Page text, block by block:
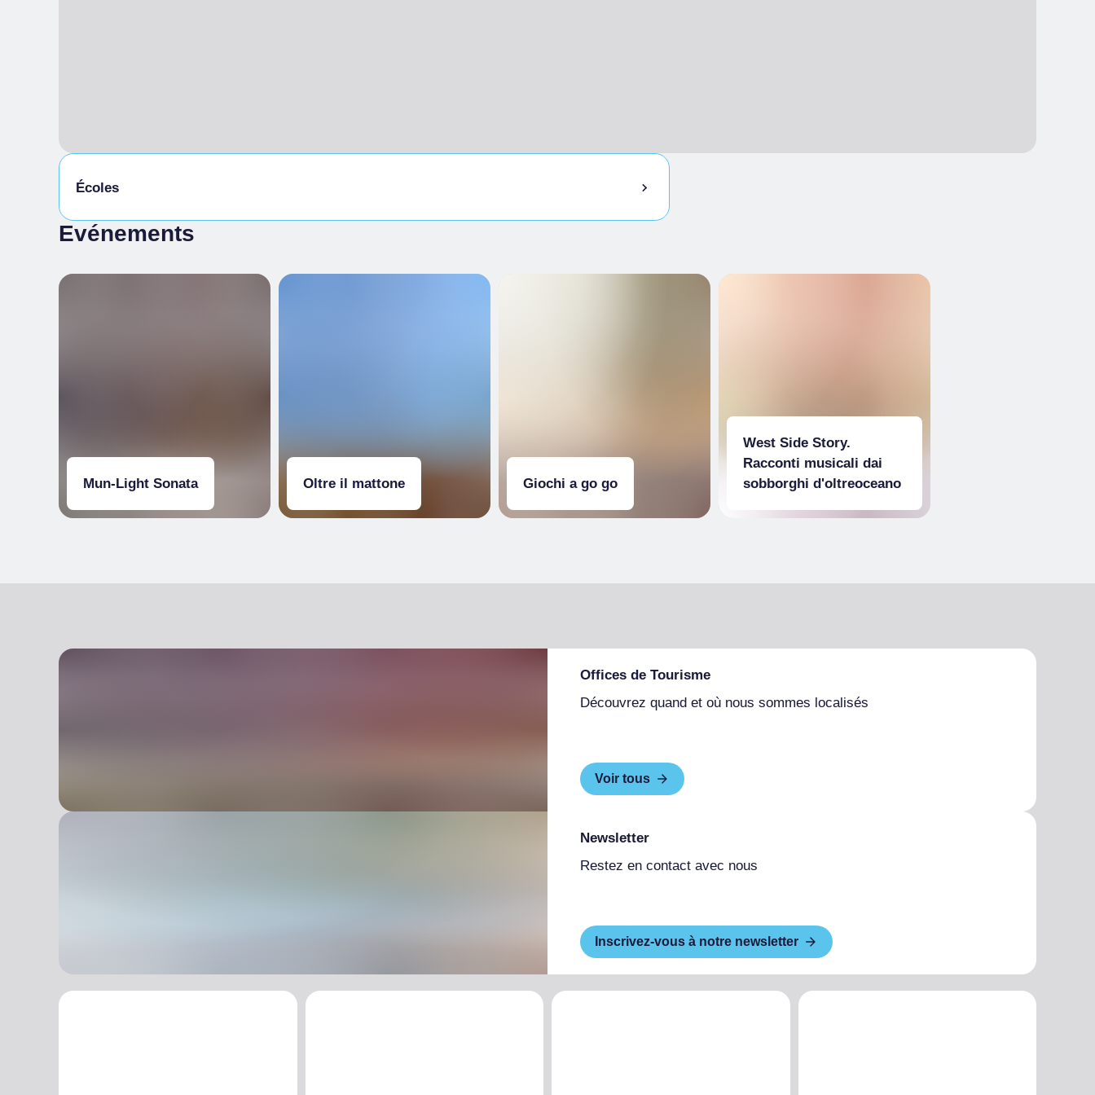
Écoles
Evénements
Mun-Light Sonata Oltre il mattone Giochi a go go
West Side Story.
Racconti musicali dai
sobborghi d'oltreoceano
Offices de Tourisme
Découvrez quand et où nous sommes localisés
Voir tous
Newsletter
Restez en contact avec nous
Inscrivez-vous à notre newsletter